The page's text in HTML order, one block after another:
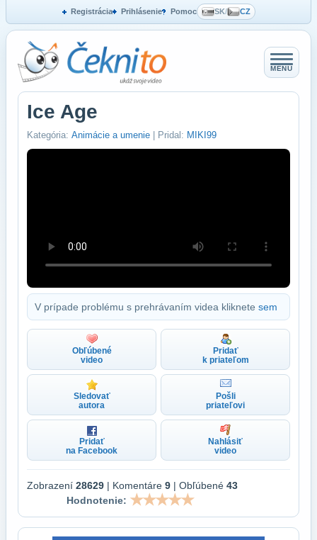
Registrácia Prihlásenie Pomoc SK/ CZ
MENU
Ice Age
Kategória: Animácie a umenie | Pridal: MIKI99
V prípade problému s prehrávaním videa kliknete sem
Obľúbené
video
Pridať
k priateľom
Sledovať
autora
Pošli
priateľovi
Pridať
na Facebook
Nahlásiť
video
Zobrazení 28629 | Komentáre 9 | Obľúbené 43
Hodnotenie: